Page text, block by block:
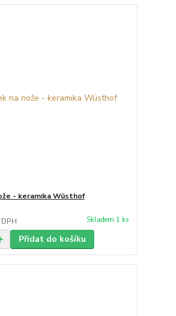
- keramika Wüsthof
Skladem 1 ks
Přidat do košíku